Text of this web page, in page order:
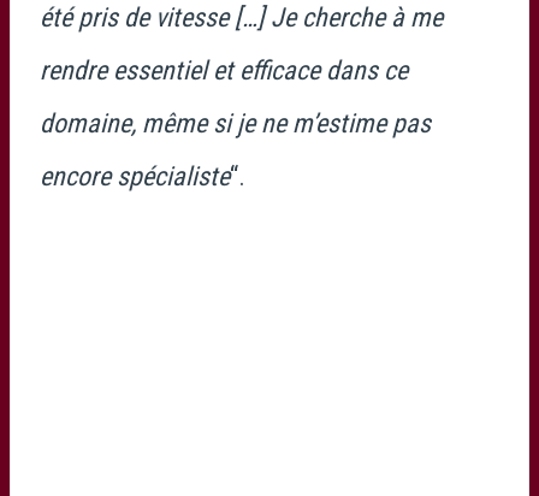
été pris de vitesse […] Je cherche à me
rendre essentiel et efficace dans ce
domaine, même si je ne m’estime pas
encore spécialiste“.